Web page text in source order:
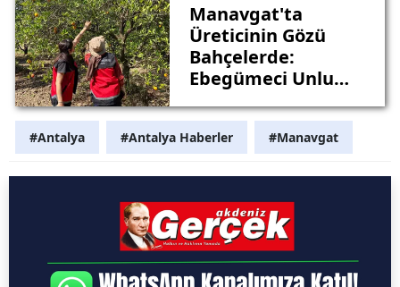
Manavgat'ta
Üreticinin Gözü
Bahçelerde:
Ebegümeci Unlu
Başladı
#Antalya #Antalya Haberler #Manavgat